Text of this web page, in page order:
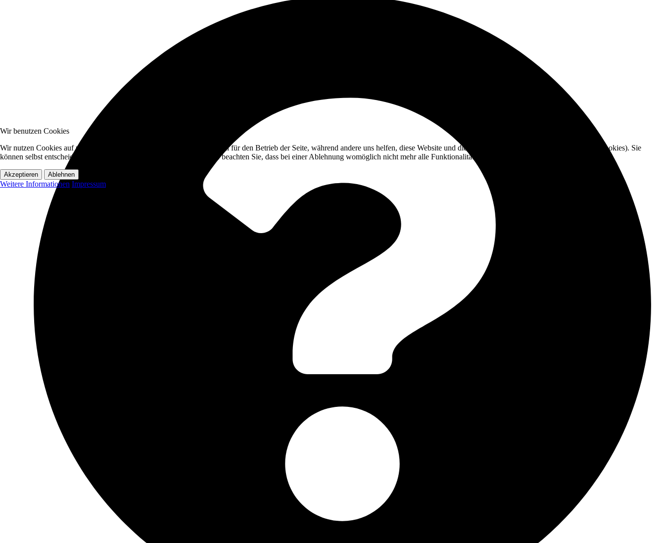
Wir benutzen Cookies
Wir nutzen Cookies auf unserer Website. Einige von ihnen sind essenziell für den Betrieb der Seite, während andere uns helfen, diese Website und die Nutzererfahrung zu verbessern (Tracking Cookies). Sie
können selbst entscheiden, ob Sie die Cookies zulassen möchten. Bitte beachten Sie, dass bei einer Ablehnung womöglich nicht mehr alle Funktionalitäten der Seite zur Verfügung stehen.
Akzeptieren Ablehnen
Weitere Informationen Impressum